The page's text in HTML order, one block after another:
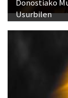
Donostiako
Usurbilen